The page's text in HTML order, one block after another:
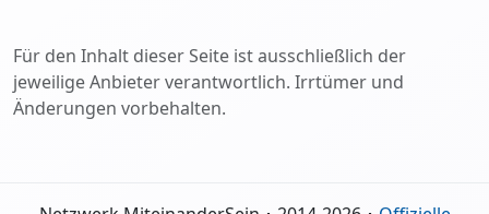
Für den Inhalt dieser Seite ist ausschließlich der
jeweilige Anbieter verantwortlich. Irrtümer und
Änderungen vorbehalten.